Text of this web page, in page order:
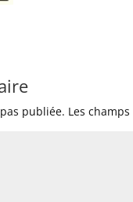
publiée. Les